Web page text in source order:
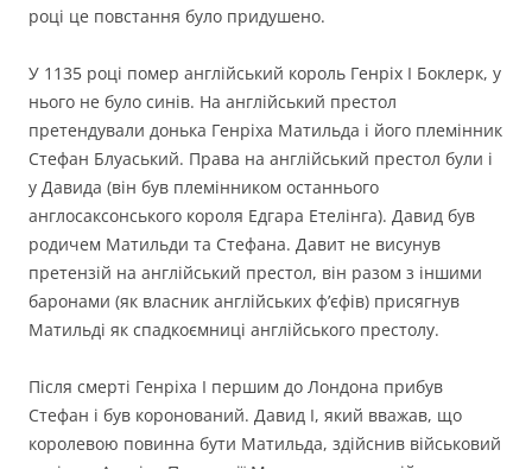
році це повстання було придушено.
У 1135 році помер англійський король Генріх І Боклерк, у
нього не було синів. На англійський престол
претендували донька Генріха Матильда і його племінник
Стефан Блуаський. Права на англійський престол були і
у Давида (він був племінником останнього
англосаксонського короля Едгара Етелінга). Давид був
родичем Матильди та Стефана. Давит не висунув
претензій на англійський престол, він разом з іншими
баронами (як власник англійських ф’єфів) присягнув
Матильді як спадкоємниці англійського престолу.
Після смерті Генріха І першим до Лондона прибув
Стефан і був коронований. Давид І, який вважав, що
королевою повинна бути Матильда, здійснив військовий